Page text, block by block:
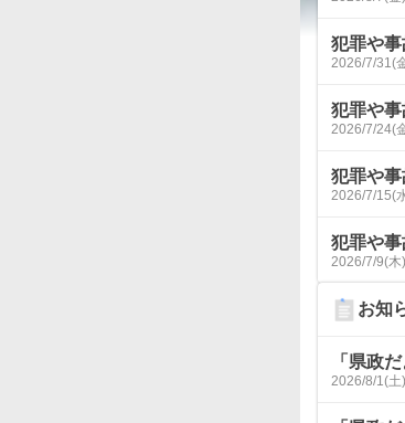
犯罪や
2026/7/31(
犯罪や
2026/7/24(
犯罪や
2026/7/15(
犯罪や
2026/7/9(木
お知
「県政
2026/8/1(土